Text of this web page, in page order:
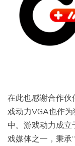
在此也感谢合作
戏动力VGA也作
中。游戏动力成
戏媒体之一，秉承